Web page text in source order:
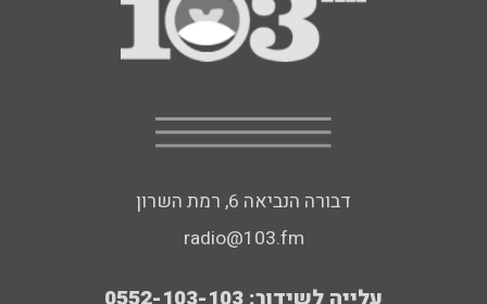
דבורה הנביאה 6, רמת השרון
radio@103.fm